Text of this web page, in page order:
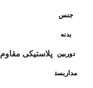
جنس
بدنه
دوربین
مداربست
پلاستیکی مقاوم